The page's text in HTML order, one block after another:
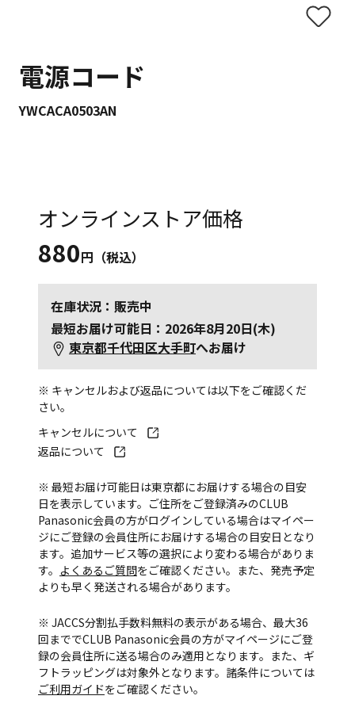
電源コード
YWCACA0503AN
オンラインストア価格
880円（税込）
在庫状況：販売中
最短お届け可能日：2026年8月20日(木)
東京都千代田区大手町へお届け
※ キャンセルおよび返品については以下をご確認くだ
さい。
キャンセルについて
返品について
※ 最短お届け可能日は東京都にお届けする場合の目安
日を表示しています。ご住所をご登録済みのCLUB
Panasonic会員の方がログインしている場合はマイペー
ジにご登録の会員住所にお届けする場合の目安日となり
ます。追加サービス等の選択により変わる場合がありま
す。 よくあるご質問をご確認ください。また、発売予定
よりも早く発送される場合があります。
※ JACCS分割払手数料無料の表示がある場合、最大36
回まででCLUB Panasonic会員の方がマイページにご登
録の会員住所に送る場合のみ適用となります。また、ギ
フトラッピングは対象外となります。諸条件については
ご利用ガイドをご確認ください。